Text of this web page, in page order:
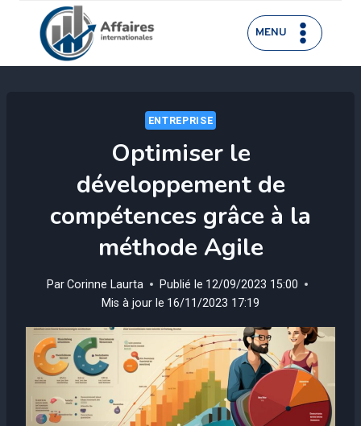
contenu
MENU
ENTREPRISE
Optimiser le
développement de
compétences grâce à la
méthode Agile
ParCorinne Laurta Publié le 12/09/2023 15:00
Mis à jour le 16/11/2023 17:19